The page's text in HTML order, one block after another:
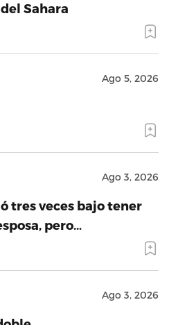
Sahara
Ago 5, 2026
Ago 3, 2026
tres veces bajo tener
pero…
Ago 3, 2026